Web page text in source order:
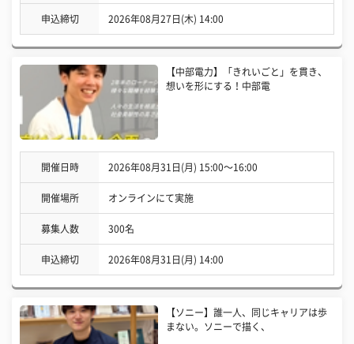
申込締切 2026年08月27日(木) 14:00
【中部電力】「きれいごと」を貫き、
想いを形にする！中部電
開催日時 2026年08月31日(月) 15:00〜16:00
開催場所 オンラインにて実施
募集人数 300名
申込締切 2026年08月31日(月) 14:00
【ソニー】誰一人、同じキャリアは歩
まない。ソニーで描く、